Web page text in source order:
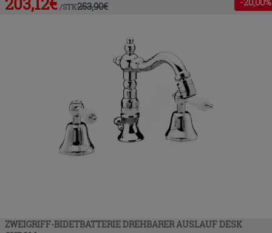
/STK253,90€
ZWEIGRIFF-BIDETBATTERIE DREHBARER AUSLAUF DESK